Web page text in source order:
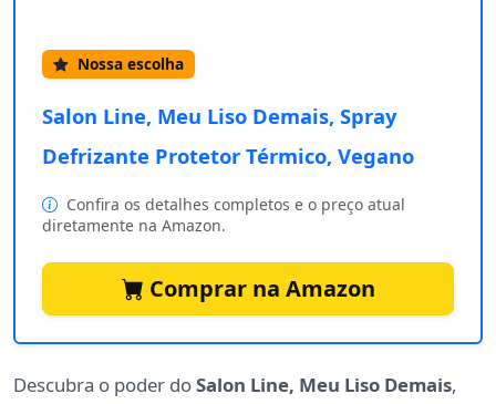
Nossa escolha
Salon Line, Meu Liso Demais, Spray
Defrizante Protetor Térmico, Vegano
Confira os detalhes completos e o preço atual
diretamente na Amazon.
Comprar na Amazon
Descubra o poder doSalon Line, Meu Liso Demais,